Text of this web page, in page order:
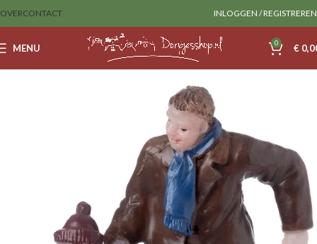
OVERCONTACT INLOGGEN / REGISTREREN
MENU 0 €